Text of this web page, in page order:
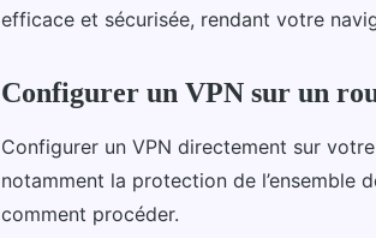
efficace et sécurisée, rendant votre
Configurer un VPN sur un
Configurer un VPN directement sur
notamment la protection de l’ensemble
comment procéder.